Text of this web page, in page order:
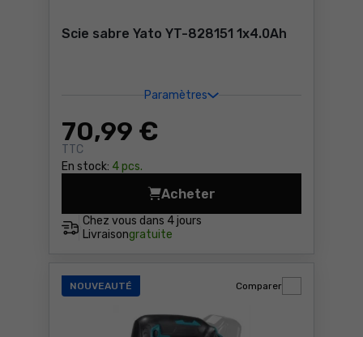
Scie sabre Yato YT-828151 1x4.0Ah
Paramètres
70,99 €
TTC
En stock: 4 pcs.
Chez vous dans 4 jours
Livraisongratuite
Acheter
Scie sabre Yato YT-
NOUVEAUTÉ Comparer